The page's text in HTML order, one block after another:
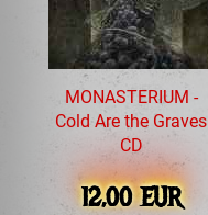
MONASTERIUM -
Cold Are the Graves
CD
12,00 EUR